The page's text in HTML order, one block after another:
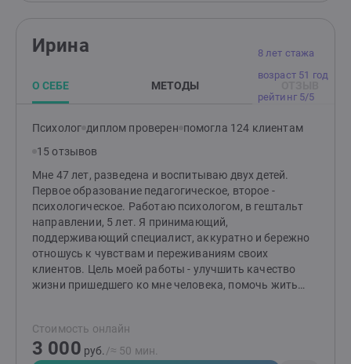
8 лет стажа
возраст 51 год
рейтинг 5/5
Ирина
О СЕБЕ МЕТОДЫ
Психолог диплом проверен помогла 124 клиентам
15 отзывов
Мне 47 лет, разведена и воспитываю двух детей.
Первое образование педагогическое, второе -
психологическое. Работаю психологом, в гештальт
направлении, 5 лет. Я принимающий,
поддерживающий специалист, аккуратно и бережно
отношусь к чувствам и переживаниям своих
клиентов. Цель моей работы - улучшить качество
жизни пришедшего ко мне человека, помочь жить
Пробудить интерес к себе и окружающему миру.
Стоимость онлайн
3 000 руб. /≈ 50 мин.